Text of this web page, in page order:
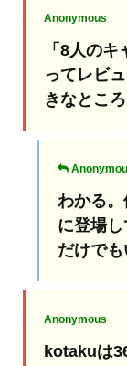
Anonymous
「8人の
ってレビ
きなとこ
わかる
に登場
だけで
Anonymous
kotakuは